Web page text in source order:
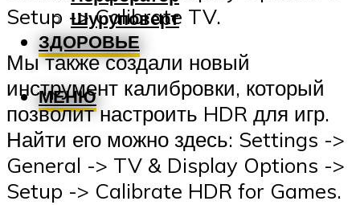
Шуруповерт
ЗДОРОВЬЕ
МЕНЮ
Setup -> Calibrate TV.
Мы также создали новый
инструмент калибровки, который
позволит настроить HDR для игр.
Найти его можно здесь: Settings ->
General -> TV & Display Options ->
Setup -> Calibrate HDR for Games.